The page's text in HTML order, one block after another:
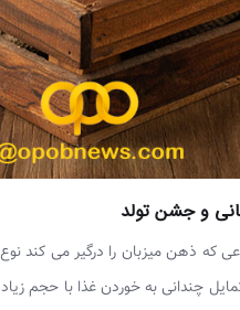
و جشن تولد
که ذهن میزبان را درگیر می کند
چندانی به خوردن غذا با حجم